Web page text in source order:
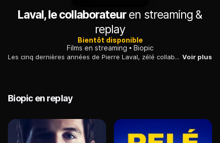
Laval, le collaborateuren streaming &
replay
Bientôt disponible
Films en streaming
Biopic
Les cinq dernières années de Pierre Laval, zélé collaborateur des nazis et chef du gouvernement de Vichy, qui sera condamné à mort pour haute trahison.... Voir plus
Biopic en replay